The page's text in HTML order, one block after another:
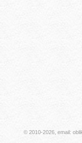
© 2010-2026, email: